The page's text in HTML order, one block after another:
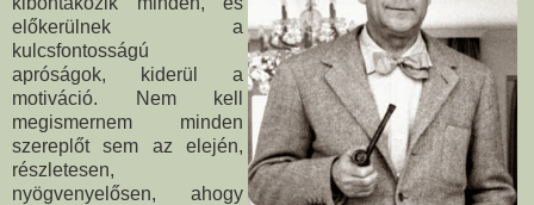
előkerülnek a
kulcsfontosságú
apróságok, kiderül a
motiváció. Nem kell
megismernem minden
szereplőt sem az elején,
részletesen,
nyögvenyelősen, ahogy